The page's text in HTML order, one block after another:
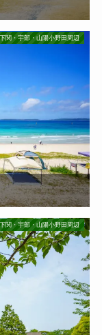
下関・宇部・山陽小野田周辺
下関・宇部・山陽小野田周辺